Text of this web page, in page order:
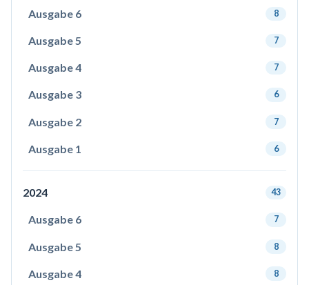
Ausgabe 6 8
Ausgabe 5 7
Ausgabe 4 7
Ausgabe 3 6
Ausgabe 2 7
Ausgabe 1 6
2024 43
Ausgabe 6 7
Ausgabe 5 8
Ausgabe 4 8